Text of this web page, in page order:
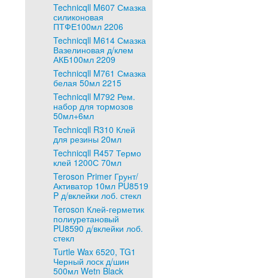
Technicqll M607 Смазка
силиконовая
ПТФЕ100мл 2206
Technicqll M614 Смазка
Вазелиновая д/клем
АКБ100мл 2209
Technicqll M761 Смазка
белая 50мл 2215
Technicqll M792 Рем.
набор для тормозов
50мл+6мл
Technicqll R310 Клей
для резины 20мл
Technicqll R457 Термо
клей 1200С 70мл
Teroson Primer Грунт/
Активатор 10мл PU8519
P д/вклейки лоб. стекл
Teroson Клей-герметик
полиуретановый
PU8590 д/вклейки лоб.
стекл
Turtle Wax 6520, TG1
Черный лоск д/шин
500мл Wetn Black